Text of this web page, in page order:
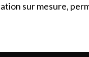
sur mesure,